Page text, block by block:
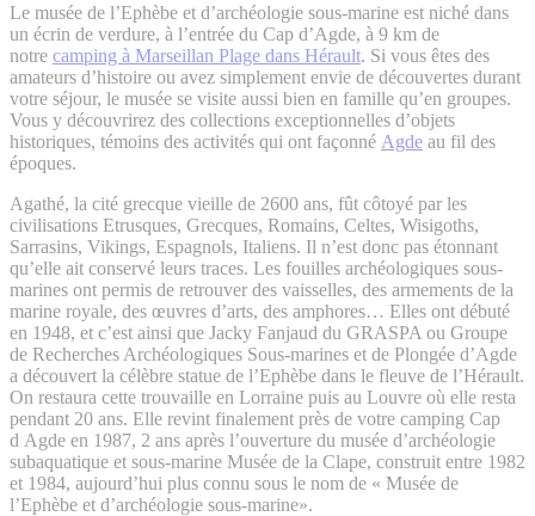
Le musée de l’Ephèbe et d’archéologie sous-marine est niché dans
un écrin de verdure, à l’entrée du Cap d’Agde, à 9 km de
notre camping à Marseillan Plage dans Hérault. Si vous êtes des
amateurs d’histoire ou avez simplement envie de découvertes durant
votre séjour, le musée se visite aussi bien en famille qu’en groupes.
Vous y découvrirez des collections exceptionnelles d’objets
historiques, témoins des activités qui ont façonné Agde au fil des
époques.
Agathé, la cité grecque vieille de 2600 ans, fût côtoyé par les
civilisations Etrusques, Grecques, Romains, Celtes, Wisigoths,
Sarrasins, Vikings, Espagnols, Italiens. Il n’est donc pas étonnant
qu’elle ait conservé leurs traces. Les fouilles archéologiques sous-
marines ont permis de retrouver des vaisselles, des armements de la
marine royale, des œuvres d’arts, des amphores… Elles ont débuté
en 1948, et c’est ainsi que Jacky Fanjaud du GRASPA ou Groupe
de Recherches Archéologiques Sous-marines et de Plongée d’Agde
a découvert la célèbre statue de l’Ephèbe dans le fleuve de l’Hérault.
On restaura cette trouvaille en Lorraine puis au Louvre où elle resta
pendant 20 ans. Elle revint finalement près de votre camping Cap
d Agde en 1987, 2 ans après l’ouverture du musée d’archéologie
subaquatique et sous-marine Musée de la Clape, construit entre 1982
et 1984, aujourd’hui plus connu sous le nom de « Musée de
l’Ephèbe et d’archéologie sous-marine».